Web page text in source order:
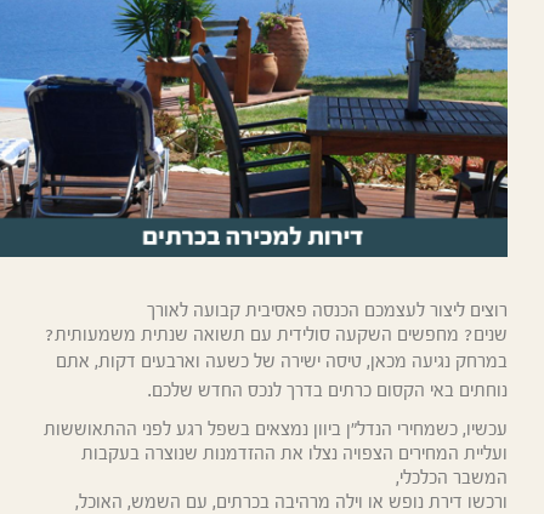
רוצים ליצור לעצמכם הכנסה פאסיבית קבועה לאורך
שנים? מחפשים השקעה סולידית עם תשואה שנתית משמעותית?
במרחק נגיעה מכאן, טיסה ישירה של כשעה וארבעים דקות, אתם
נוחתים באי הקסום כרתים בדרך לנכס החדש שלכם.
עכשיו, כשמחירי הנדל"ן ביוון נמצאים בשפל רגע לפני ההתאוששות
ועליית המחירים הצפויה נצלו את ההזדמנות שנוצרה בעקבות
המשבר הכלכלי,
ורכשו דירת נופש או וילה מרהיבה בכרתים, עם השמש, האוכל,